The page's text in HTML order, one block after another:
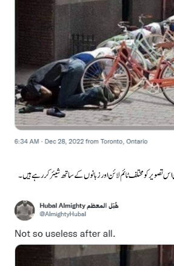
تصویر کو مختلف ٹائم لائن اور زبانوں کے ساتھ شیئر کر رہے ہیں۔